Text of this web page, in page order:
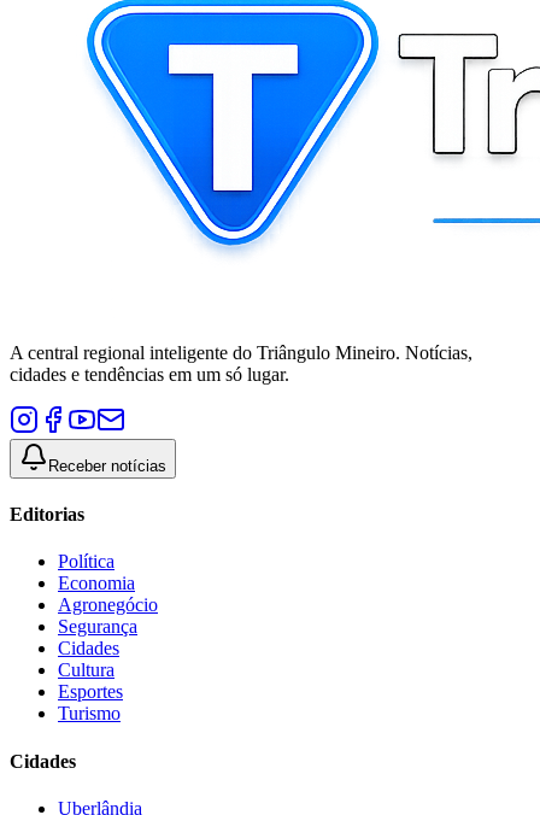
A central regional inteligente do Triângulo Mineiro. Notícias,
cidades e tendências em um só lugar.
Receber notícias
Editorias
Política
Economia
Agronegócio
Segurança
Cidades
Cultura
Esportes
Turismo
Cidades
Uberlândia